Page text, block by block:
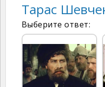
Тарас
Выберите ответ: